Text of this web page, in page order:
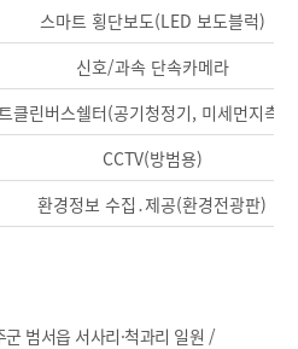
스마트 횡단보도(LED 보도블럭)
신호/과속 단속카메라
클린버스쉘터(공기청정기, 미세먼지측
CCTV(방범용)
환경정보 수집․제공(환경전광판)
범서읍 서사리·척과리 일원 /